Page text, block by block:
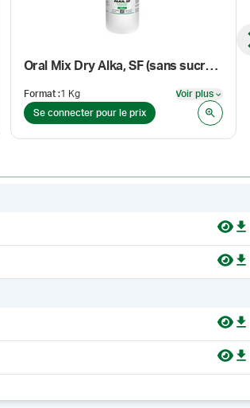
Oral Mix Dry Alka, SF (sans sucre), non aromatisé
Format:1 Kg Voir plus
Se connecter pour le prix